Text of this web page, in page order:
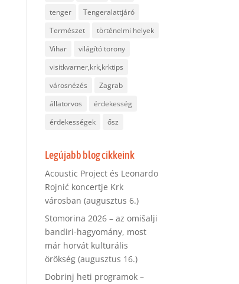
tenger
Tengeralattjáró
Természet
történelmi helyek
Vihar
világító torony
visitkvarner,krk,krktips
városnézés
Zagrab
állatorvos
érdekesség
érdekességek
ősz
Legújabb blog cikkeink
Acoustic Project és Leonardo
Rojnić koncertje Krk
városban (augusztus 6.)
Stomorina 2026 – az omišalji
bandiri-hagyomány, most
már horvát kulturális
örökség (augusztus 16.)
Dobrinj heti programok –